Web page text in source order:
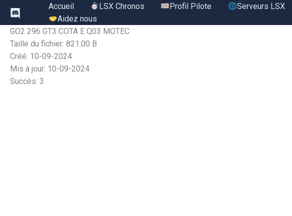
Aller
contenu
Accueil LSX Chronos Profil Pilote Serveurs LSX
Aidez nous
GO2 296 GT3 COTA E Q03 MOTEC
Taille du fichier: 821.00 B
Créé: 10-09-2024
Mis à jour: 10-09-2024
Succès: 3